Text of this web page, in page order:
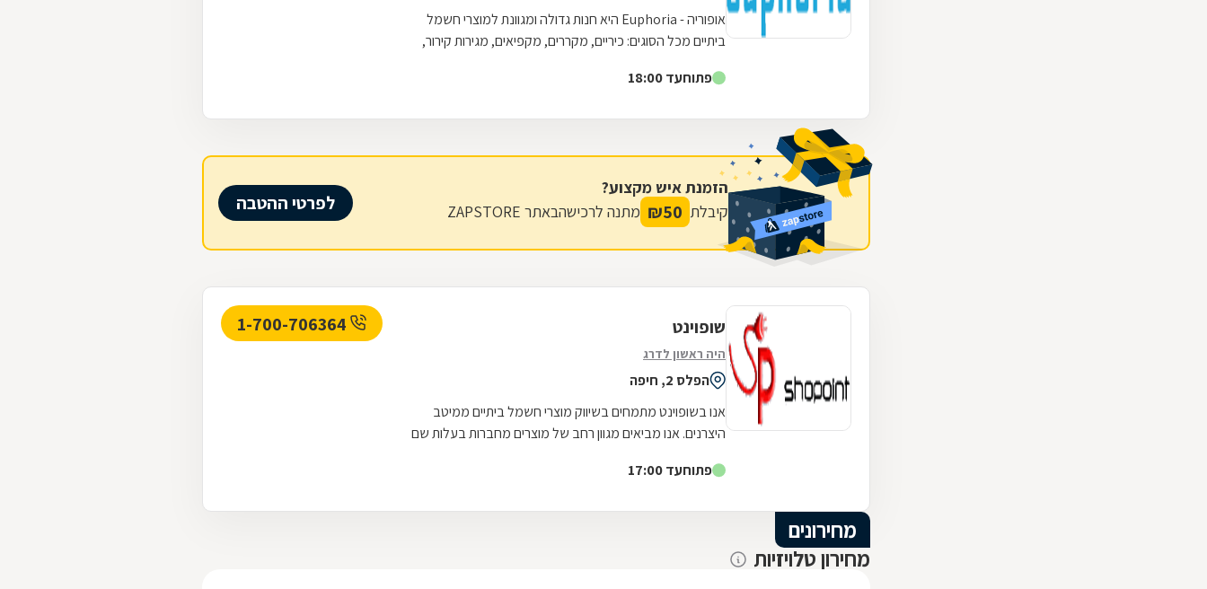
אופוריה - Euphoria היא חנות גדולה ומגוונת למוצרי חשמל
ביתיים מכל הסוגים: כיריים, מקררים, מקפיאים, מגירות קירור,
פתוחעד 18:00
הזמנת איש מקצוע?
קיבלת 50
₪ מתנה לרכישהבאתר ZAPSTORE לפרטי ההטבה
שופוינט
היה ראשון לדרג
הפלס 2, חיפה
אנו בשופוינט מתמחים בשיווק מוצרי חשמל ביתיים ממיטב
היצרנים. אנו מביאים מגוון רחב של מוצרים מחברות בעלות שם
פתוחעד 17:00
מחירונים
מחירון טלויזיות